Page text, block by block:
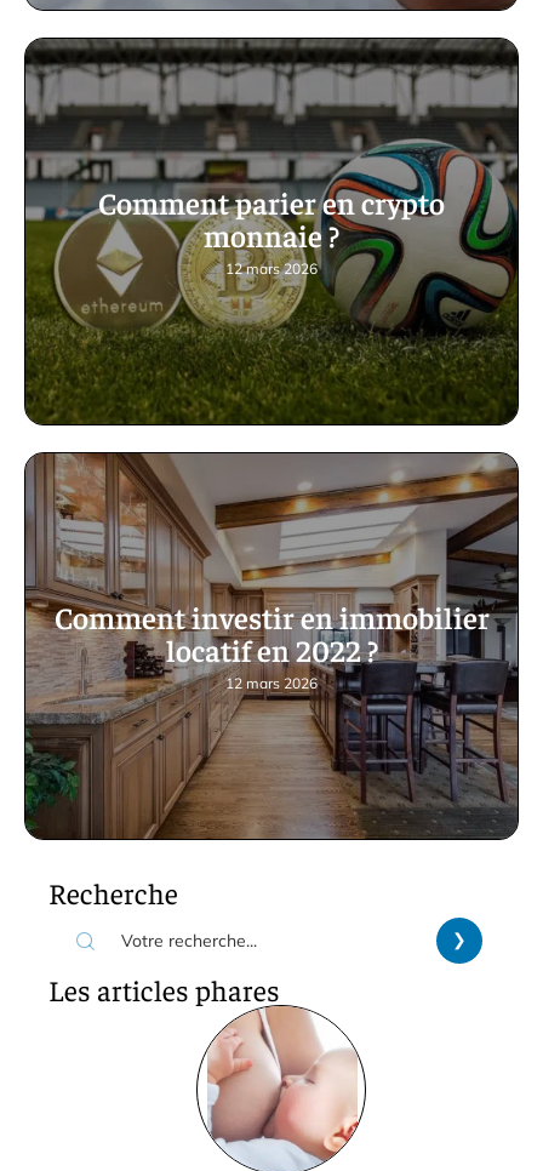
Comment parier en crypto
monnaie ?
12 mars 2026
Comment investir en immobilier
locatif en 2022 ?
12 mars 2026
Recherche
Les articles phares